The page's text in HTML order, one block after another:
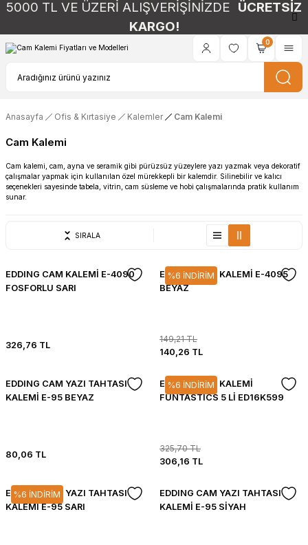
5000 TL VE ÜZERİ ALIŞVERİŞİNİZDE ÜCRETSİZ
KARGO!
0
Anasayfa Ofis & Kırtasiye Kalemler Cam Kalemi
Cam Kalemi
Cam kalemi, cam, ayna ve seramik gibi pürüzsüz yüzeylere yazı yazmak veya dekoratif
çalışmalar yapmak için kullanılan özel mürekkepli bir kalemdir. Silinebilir ve kalıcı
seçenekleri sayesinde tabela, vitrin, cam süsleme ve hobi çalışmalarında pratik kullanım
sunar.
SIRALA
EDDING CAM KALEMİ E-4090
FOSFORLU SARI
326,76 TL
%6 İNDİRİM
EDDING CAM KALEMİ E-4095
BEYAZ
149,21 TL
140,26 TL
EDDING CAM YAZI TAHTASI
KALEMİ E-95 BEYAZ
80,06 TL
%6 İNDİRİM
EDDING CAM KALEMİ
FUNTASTICS 5 Lİ ED16K599
325,70 TL
306,16 TL
%6 İNDİRİM
EDDING CAM YAZI TAHTASI
KALEMİ E-95 SARI
EDDING CAM YAZI TAHTASI
KALEMİ E-95 SİYAH